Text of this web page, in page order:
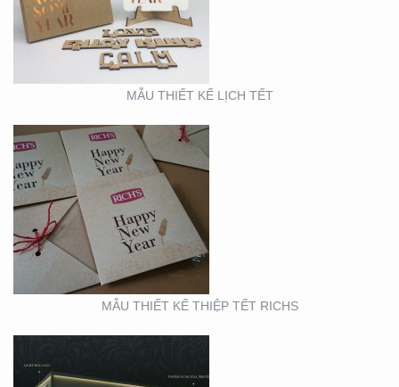
MẪU THIẾT KẾ LỊCH TẾT
MẪU THIẾT KẾ THIỆP TẾT RICHS
BOOTH TRIỂN LÃM
ACME (HỘI CHỢ VIFA)